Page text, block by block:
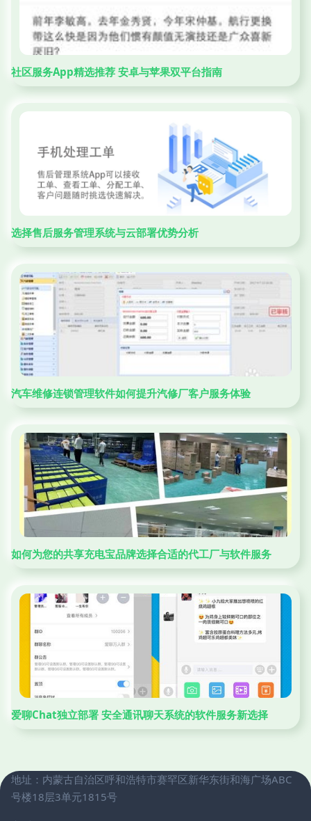
社区服务App精选推荐 安卓与苹果双平台指南
选择售后服务管理系统与云部署优势分析
汽车维修连锁管理软件如何提升汽修厂客户服务体验
如何为您的共享充电宝品牌选择合适的代工厂与软件服务
爱聊Chat独立部署 安全通讯聊天系统的软件服务新选择
地址：内蒙古自治区呼和浩特市赛罕区新华东街和海广场ABC
号楼18层3单元1815号